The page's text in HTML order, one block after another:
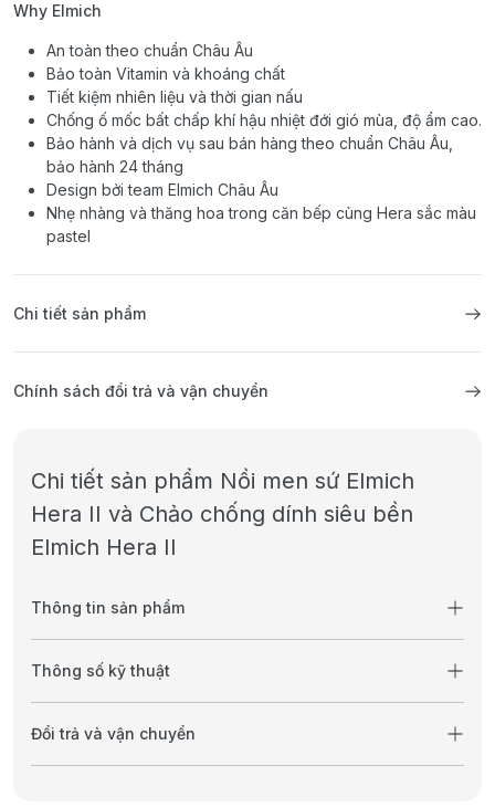
Why Elmich
An toàn theo chuẩn Châu Âu
Bảo toàn Vitamin và khoáng chất
Tiết kiệm nhiên liệu và thời gian nấu
Chống ố mốc bất chấp khí hậu nhiệt đới gió mùa, độ ẩm cao.
Bảo hành và dịch vụ sau bán hàng theo chuẩn Châu Âu,
bảo hành 24 tháng
Design bởi team Elmich Châu Âu
Nhẹ nhàng và thăng hoa trong căn bếp cùng Hera sắc màu
pastel
Chi tiết sản phẩm
Chính sách đổi trả và vận chuyển
Chi tiết sản phẩm Nồi men sứ Elmich
Hera II và Chảo chống dính siêu bền
Elmich Hera II
Thông tin sản phẩm
Thông số kỹ thuật
Đổi trả và vận chuyển